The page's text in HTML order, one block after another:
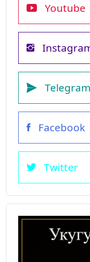
Youtube
Telegram
Facebook
Twitter